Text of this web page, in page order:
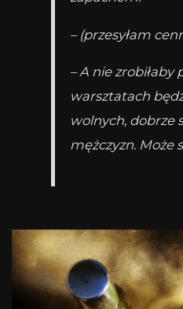
– (przesyłam
– A nie
warsztatach
wolnych, dobrze
mężczyzn. Może